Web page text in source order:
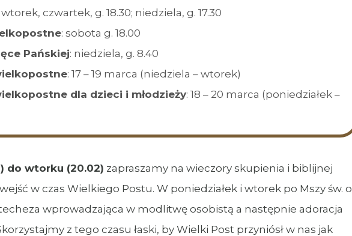
wtorek, czwartek, g. 18.30; niedziela, g. 17.30
: sobota g. 18.00
Pańskiej: niedziela, g. 8.40
: 17 – 19 marca (niedziela – wtorek)
dla dzieci i młodzieży: 18 – 20 marca (poniedziałek –
do wtorku (20.02) zapraszamy na wieczory skupienia i biblijnej
w czas Wielkiego Postu. W poniedziałek i wtorek po Mszy św. o
wprowadzająca w modlitwę osobistą a następnie adoracja
z tego czasu łaski, by Wielki Post przyniósł w nas jak